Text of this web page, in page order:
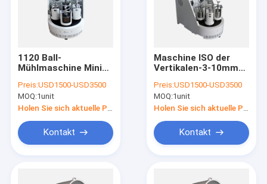
1120 Ball-
Mühlmaschine Mini
U/min 0.4L Labor
Preis:USD1500-USD3500
MOQ:1unit
Kontakt
Maschine ISO der
Vertikalen-3-10mm
Laboratory Ball Mill
listete auf
Preis:USD1500-USD3500
MOQ:1unit
Kontakt